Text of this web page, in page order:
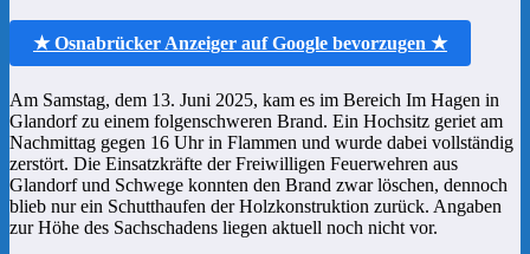
★ Osnabrücker Anzeiger auf Google bevorzugen ★
Am Samstag, dem 13. Juni 2025, kam es im Bereich Im Hagen in
Glandorf zu einem folgenschweren Brand. Ein Hochsitz geriet am
Nachmittag gegen 16 Uhr in Flammen und wurde dabei vollständig
zerstört. Die Einsatzkräfte der Freiwilligen Feuerwehren aus
Glandorf und Schwege konnten den Brand zwar löschen, dennoch
blieb nur ein Schutthaufen der Holzkonstruktion zurück. Angaben
zur Höhe des Sachschadens liegen aktuell noch nicht vor.